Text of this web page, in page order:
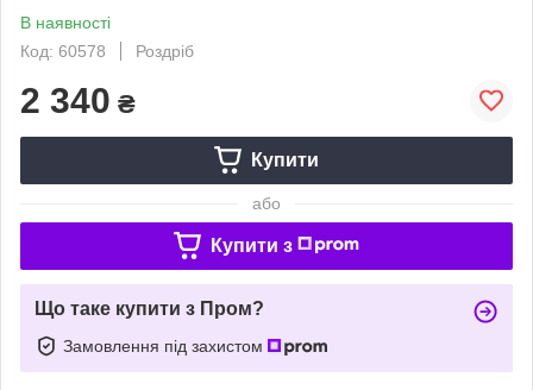
В наявності
Код: 60578
Роздріб
2 340 ₴
Купити
або
Купити з
Що таке купити з Пром?
Замовлення під захистом